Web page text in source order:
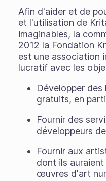
Afin d'aider et de
et l'utilisation de
imaginables, la
2012 la Fondation
est une association
lucratif avec les
Développer
gratuits, en
Fournir des
développeurs
Fournir aux
dont ils
œuvres d'art